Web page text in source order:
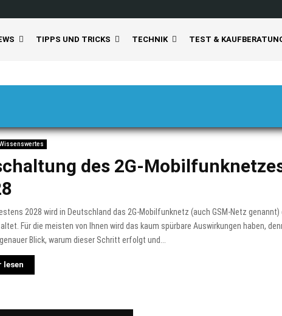
TIPPS UND TRICKS TECHNIK TEST &
des 2G-
2028 wird in Deutschland das 2G-Mobilfunknetz (auch GSM-Netz genannt)
Für die meisten von Ihnen wird das kaum spürbare Auswirkungen haben,
Blick, warum dieser Schritt erfolgt und...
lesen